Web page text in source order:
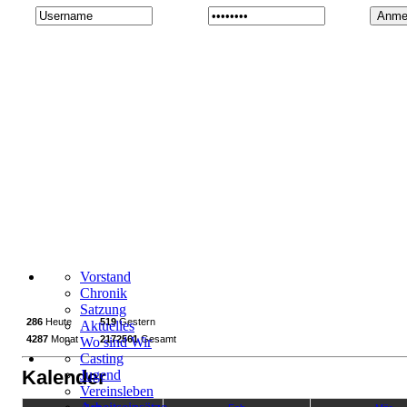
Vorstand
Chronik
Satzung
Aktuelles
Wo sind Wir
Casting
Jugend
Vereinsleben
286Heute 519Gestern
4287Monat 2172561Gesamt
Kalender